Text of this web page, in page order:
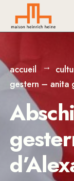
accueil
gestern – anita